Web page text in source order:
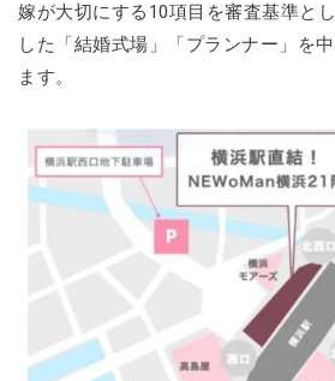
嫁が大切にする10項目を審査基準と
した「結婚式場」「プランナー」を
ます。